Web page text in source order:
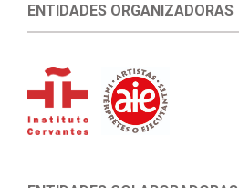
ENTIDADES ORGANIZADORAS